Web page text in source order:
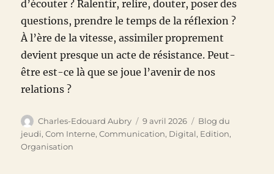
d’écouter ? Ralentir, relire, douter, poser des
questions, prendre le temps de la réflexion ?
À l’ère de la vitesse, assimiler proprement
devient presque un acte de résistance. Peut-
être est-ce là que se joue l’avenir de nos
relations ?
Auteur
Charles-Edouard Aubry
Publié
le
9 avril 2026 Catégories
Blog du
jeudi,Com Interne,Communication, Digital, Edition,
Organisation